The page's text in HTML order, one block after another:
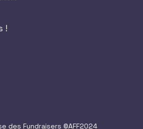
!
des Fundraisers ©AFF2024